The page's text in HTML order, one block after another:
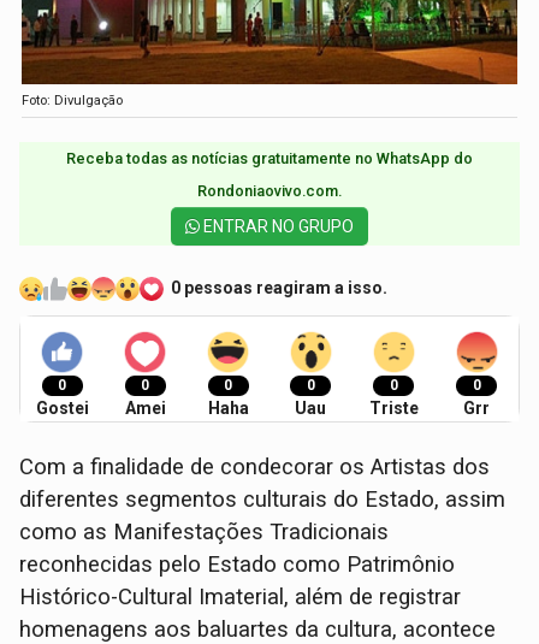
Foto: Divulgação
Receba todas as notícias gratuitamente no WhatsApp do
Rondoniaovivo.com.​
ENTRAR NO GRUPO
0 pessoas reagiram a isso.
0
Gostei
0
Amei
0
Haha
0
Uau
0
Triste
0
Grr
Com a finalidade de condecorar os Artistas dos
diferentes segmentos culturais do Estado, assim
como as Manifestações Tradicionais
reconhecidas pelo Estado como Patrimônio
Histórico-Cultural Imaterial, além de registrar
homenagens aos baluartes da cultura, acontece